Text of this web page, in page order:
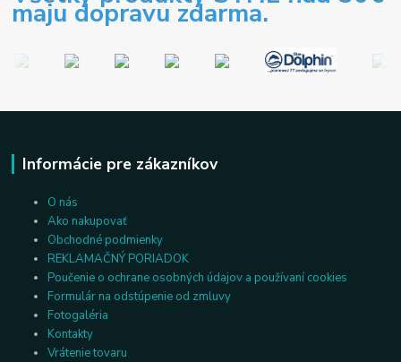
maju dopravu zdarma.
Informácie pre zákazníkov
O nás
Ako nakupovať
Obchodné podmienky
REKLAMAČNÝ PORIADOK
Poučenie o ochrane osobných údajov a používaní cookies
Formulár na odstúpenie od zmluvy
Fotogaléria
Kontakty
Vrátenie tovaru